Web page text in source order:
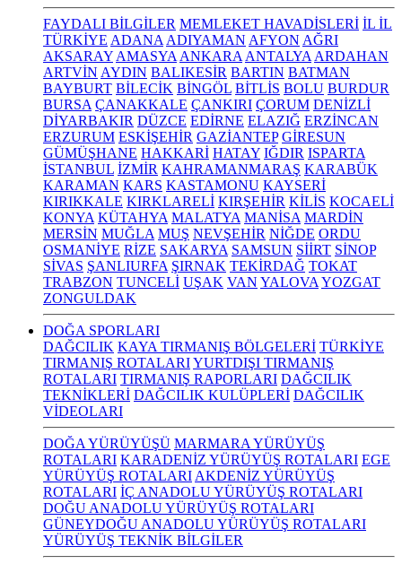
FAYDALI BİLGİLER MEMLEKET HAVADİSLERİ İL İL
TÜRKİYE ADANA ADIYAMAN AFYON AĞRI
AKSARAY AMASYA ANKARA ANTALYA ARDAHAN
ARTVİN AYDIN BALIKESİR BARTIN BATMAN
BAYBURT BİLECİK BİNGÖL BİTLİS BOLU BURDUR
BURSA ÇANAKKALE ÇANKIRI ÇORUM DENİZLİ
DİYARBAKIR DÜZCE EDİRNE ELAZIĞ ERZİNCAN
ERZURUM ESKİŞEHİR GAZİANTEP GİRESUN
GÜMÜŞHANE HAKKARİ HATAY IĞDIR ISPARTA
İSTANBUL İZMİR KAHRAMANMARAŞ KARABÜK
KARAMAN KARS KASTAMONU KAYSERİ
KIRIKKALE KIRKLARELİ KIRŞEHİR KİLİS KOCAELİ
KONYA KÜTAHYA MALATYA MANİSA MARDİN
MERSİN MUĞLA MUŞ NEVŞEHİR NİĞDE ORDU
OSMANİYE RİZE SAKARYA SAMSUN SİİRT SİNOP
SİVAS ŞANLIURFA ŞIRNAK TEKİRDAĞ TOKAT
TRABZON TUNCELİ UŞAK VAN YALOVA YOZGAT
ZONGULDAK
DOĞA SPORLARI
DAĞCILIK KAYA TIRMANIŞ BÖLGELERİ TÜRKİYE
TIRMANIŞ ROTALARIYURTDIŞI TIRMANIŞ
ROTALARI TIRMANIŞ RAPORLARI DAĞCILIK
TEKNİKLERİ DAĞCILIK KULÜPLERİ DAĞCILIK
VİDEOLARI
DOĞA YÜRÜYÜŞÜ MARMARA YÜRÜYÜŞ
ROTALARI KARADENİZ YÜRÜYÜŞ ROTALARI EGE
YÜRÜYÜŞ ROTALARI AKDENİZ YÜRÜYÜŞ
ROTALARI İÇ ANADOLU YÜRÜYÜŞ ROTALARI
DOĞU ANADOLU YÜRÜYÜŞ ROTALARI
GÜNEYDOĞU ANADOLU YÜRÜYÜŞ ROTALARI
YÜRÜYÜŞ TEKNİK BİLGİLER